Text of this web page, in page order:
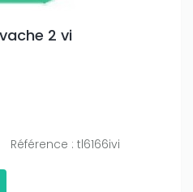
2 vi
Référence : tl6166ivi